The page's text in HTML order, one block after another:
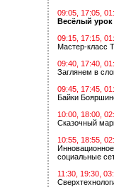
09:05, 17:05,
Весёлый урок
09:15, 17:15,
Мастер-класс
09:40, 17:40,
Заглянем в
09:45, 17:45,
Байки
10:00, 18:00,
Сказочный
10:55, 18:55,
социальные
11:30, 19:30,